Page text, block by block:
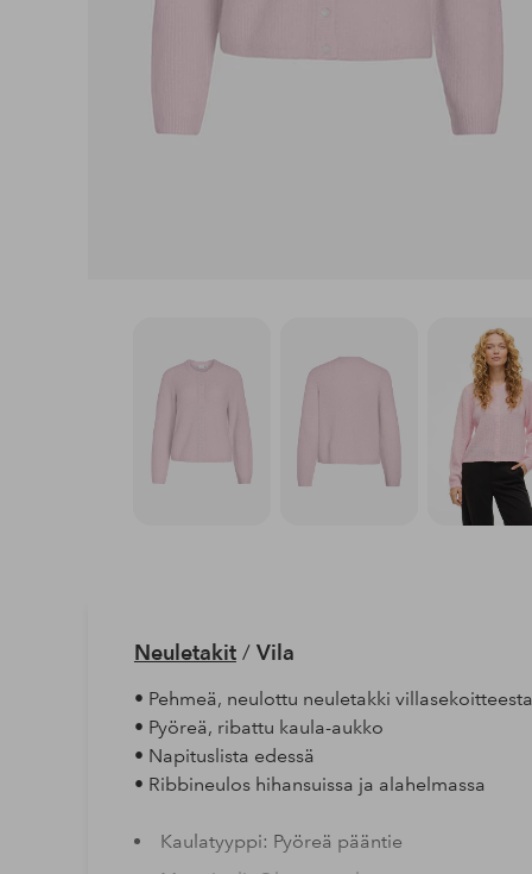
Neuletakit/ Vila
• Pehmeä, neulottu neuletakki villasekoitteesta
• Pyöreä, ribattu kaula-aukko
• Napituslista edessä
• Ribbineulos hihansuissa ja alahelmassa
Kaulatyyppi: Pyöreä pääntie